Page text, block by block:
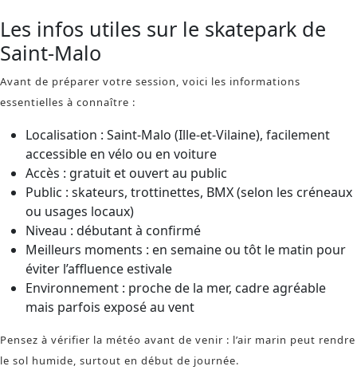
Les infos utiles sur le skatepark de
Saint-Malo
Avant de préparer votre session, voici les informations
essentielles à connaître :
Localisation : Saint-Malo (Ille-et-Vilaine), facilement
accessible en vélo ou en voiture
Accès : gratuit et ouvert au public
Public : skateurs, trottinettes, BMX (selon les créneaux
ou usages locaux)
Niveau : débutant à confirmé
Meilleurs moments : en semaine ou tôt le matin pour
éviter l’affluence estivale
Environnement : proche de la mer, cadre agréable
mais parfois exposé au vent
Pensez à vérifier la météo avant de venir : l’air marin peut rendre
le sol humide, surtout en début de journée.